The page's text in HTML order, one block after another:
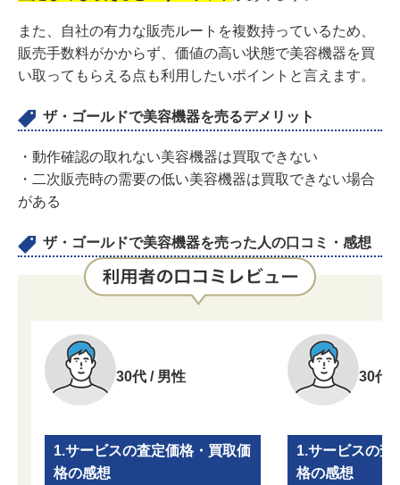
また、自社の有力な販売ルートを複数持っているため、
販売手数料がかからず、価値の高い状態で美容機器を買
い取ってもらえる点も利用したいポイントと言えます。
ザ・ゴールドで美容機器を売るデメリット
・動作確認の取れない美容機器は買取できない
・二次販売時の需要の低い美容機器は買取できない場合
がある
ザ・ゴールドで美容機器を売った人の口コミ・感想
30代 / 男性
1.サービスの査定価格・買取価
格の感想
30代 /
1.サービスの査
格の感想